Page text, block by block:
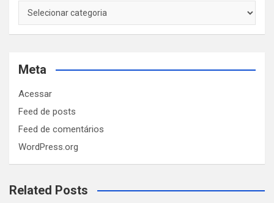
Categorias
Meta
Acessar
Feed de posts
Feed de comentários
WordPress.org
Related Posts